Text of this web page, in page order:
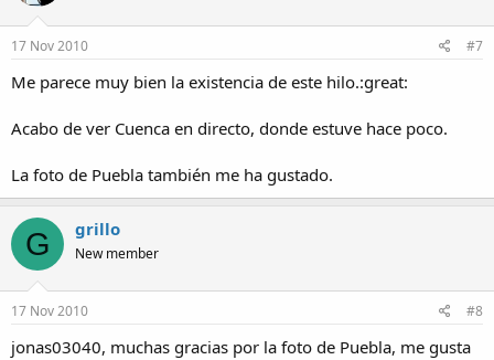
17 Nov 2010 #7
Me parece muy bien la existencia de este hilo.:great:
Acabo de ver Cuenca en directo, donde estuve hace poco.
La foto de Puebla también me ha gustado.
G grillo
New member
17 Nov 2010 #8
jonas03040, muchas gracias por la foto de Puebla, me gusta